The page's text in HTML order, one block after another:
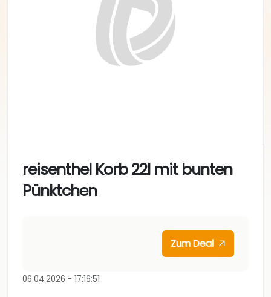
reisenthel Korb 22l mit bunten
Pünktchen
Zum Deal
06.04.2026 - 17:16:51